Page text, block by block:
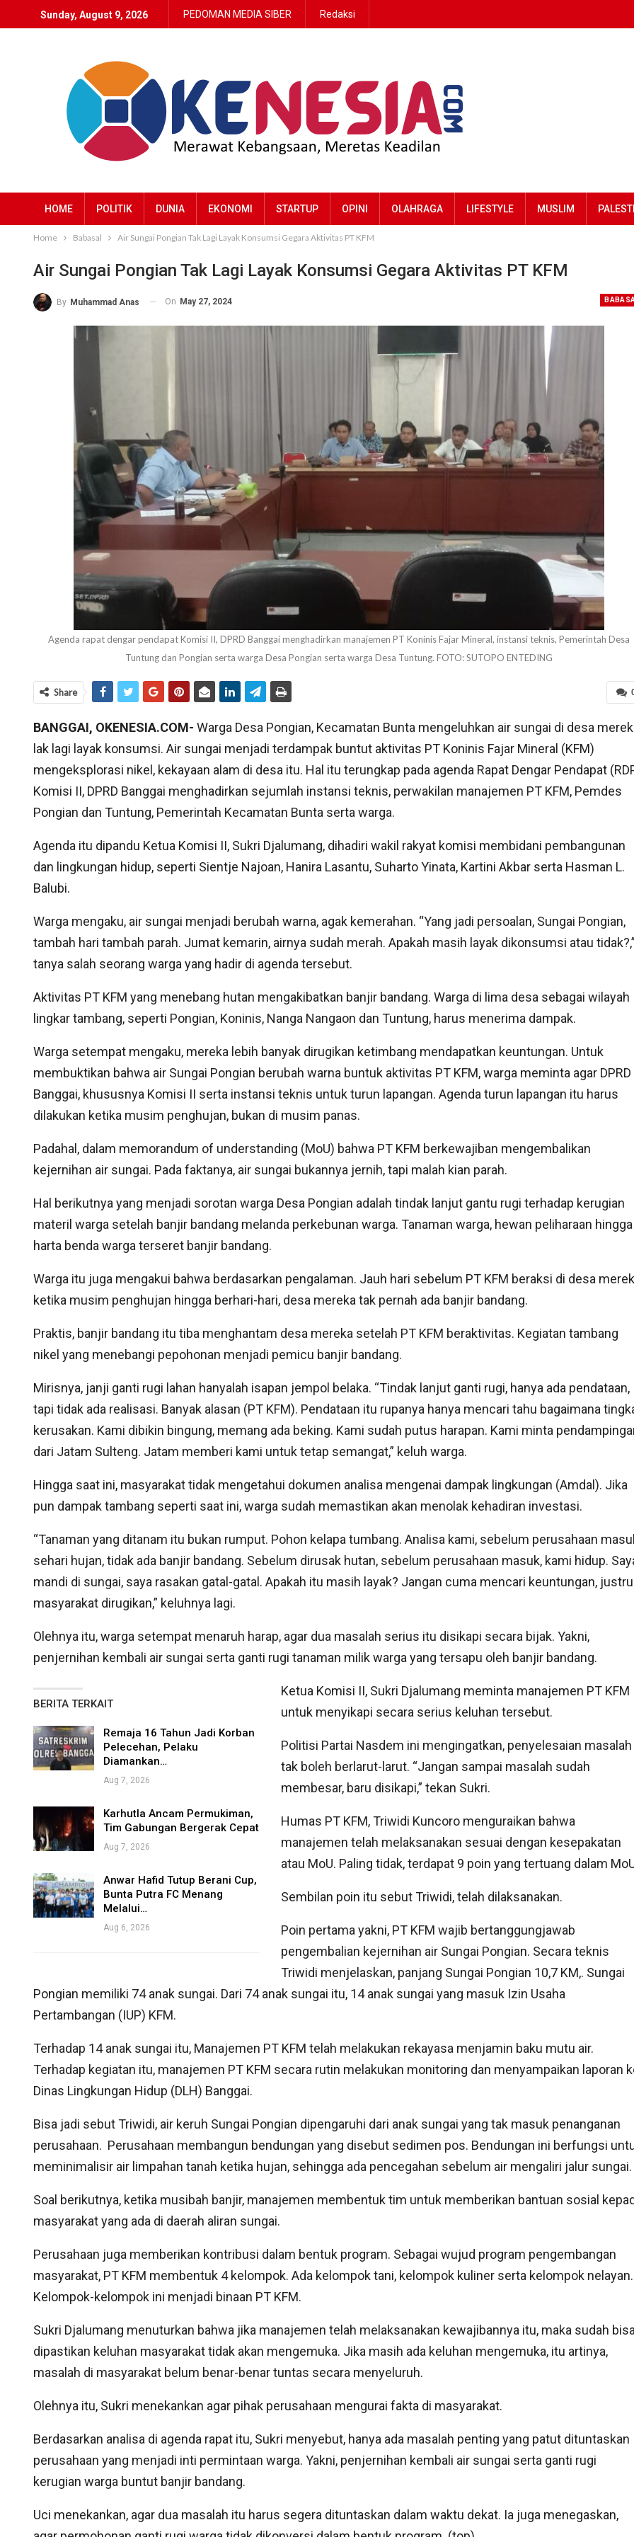
Sunday, August 9, 2026 PEDOMAN MEDIA SIBER Redaksi
HOME POLITIK DUNIA EKONOMI STARTUP OPINI OLAHRAGA LIFESTYLE MUSLIM
Home Babasal Air Sungai Pongian Tak Lagi Layak Konsumsi Gegara Aktivitas PT KFM
Air Sungai Pongian Tak Lagi Layak Konsumsi Gegara Aktivitas PT KFM
By Muhammad Anas On May 27, 2024
Agenda rapat dengar pendapat Komisi II, DPRD Banggai menghadirkan manajemen PT Koninis Fajar Mineral, instansi teknis, Pemerintah Desa
Tuntung dan Pongian serta warga Desa Pongian serta warga Desa Tuntung. FOTO: SUTOPO ENTEDING
Share
BANGGAI, OKENESIA.COM- Warga Desa Pongian, Kecamatan Bunta mengeluhkan air sungai di desa
lak lagi layak konsumsi. Air sungai menjadi terdampak buntut aktivitas PT Koninis Fajar Mineral (KFM)
mengeksplorasi nikel, kekayaan alam di desa itu. Hal itu terungkap pada agenda Rapat Dengar Pendapat
Komisi II, DPRD Banggai menghadirkan sejumlah instansi teknis, perwakilan manajemen PT KFM, Pemdes
Pongian dan Tuntung, Pemerintah Kecamatan Bunta serta warga.
Agenda itu dipandu Ketua Komisi II, Sukri Djalumang, dihadiri wakil rakyat komisi membidani pembangunan
dan lingkungan hidup, seperti Sientje Najoan, Hanira Lasantu, Suharto Yinata, Kartini Akbar serta Hasman L.
Balubi.
Warga mengaku, air sungai menjadi berubah warna, agak kemerahan. “Yang jadi persoalan, Sungai Pongian,
tambah hari tambah parah. Jumat kemarin, airnya sudah merah. Apakah masih layak dikonsumsi atau tidak?,”
tanya salah seorang warga yang hadir di agenda tersebut.
Aktivitas PT KFM yang menebang hutan mengakibatkan banjir bandang. Warga di lima desa sebagai wilayah
lingkar tambang, seperti Pongian, Koninis, Nanga Nangaon dan Tuntung, harus menerima dampak.
Warga setempat mengaku, mereka lebih banyak dirugikan ketimbang mendapatkan keuntungan. Untuk
membuktikan bahwa air Sungai Pongian berubah warna buntuk aktivitas PT KFM, warga meminta agar DPRD
Banggai, khususnya Komisi II serta instansi teknis untuk turun lapangan. Agenda turun lapangan itu harus
dilakukan ketika musim penghujan, bukan di musim panas.
Padahal, dalam memorandum of understanding (MoU) bahwa PT KFM berkewajiban mengembalikan
kejernihan air sungai. Pada faktanya, air sungai bukannya jernih, tapi malah kian parah.
Hal berikutnya yang menjadi sorotan warga Desa Pongian adalah tindak lanjut gantu rugi terhadap kerugian
materil warga setelah banjir bandang melanda perkebunan warga. Tanaman warga, hewan peliharaan hingga
harta benda warga terseret banjir bandang.
Warga itu juga mengakui bahwa berdasarkan pengalaman. Jauh hari sebelum PT KFM beraksi di desa
ketika musim penghujan hingga berhari-hari, desa mereka tak pernah ada banjir bandang.
Praktis, banjir bandang itu tiba menghantam desa mereka setelah PT KFM beraktivitas. Kegiatan tambang
nikel yang menebangi pepohonan menjadi pemicu banjir bandang.
Mirisnya, janji ganti rugi lahan hanyalah isapan jempol belaka. “Tindak lanjut ganti rugi, hanya ada pendataan,
tapi tidak ada realisasi. Banyak alasan (PT KFM). Pendataan itu rupanya hanya mencari tahu bagaimana
kerusakan. Kami dibikin bingung, memang ada beking. Kami sudah putus harapan. Kami minta
dari Jatam Sulteng. Jatam memberi kami untuk tetap semangat,” keluh warga.
Hingga saat ini, masyarakat tidak mengetahui dokumen analisa mengenai dampak lingkungan (Amdal). Jika
pun dampak tambang seperti saat ini, warga sudah memastikan akan menolak kehadiran investasi.
“Tanaman yang ditanam itu bukan rumput. Pohon kelapa tumbang. Analisa kami, sebelum perusahaan
sehari hujan, tidak ada banjir bandang. Sebelum dirusak hutan, sebelum perusahaan masuk, kami hidup.
mandi di sungai, saya rasakan gatal-gatal. Apakah itu masih layak? Jangan cuma mencari keuntungan, justru
masyarakat dirugikan,” keluhnya lagi.
Olehnya itu, warga setempat menaruh harap, agar dua masalah serius itu disikapi secara bijak. Yakni,
penjernihan kembali air sungai serta ganti rugi tanaman milik warga yang tersapu oleh banjir bandang.
BERITA TERKAIT
Remaja 16 Tahun Jadi Korban
Pelecehan, Pelaku
Diamankan…
Aug 7, 2026
Karhutla Ancam Permukiman,
Tim Gabungan Bergerak Cepat
Aug 7, 2026
Anwar Hafid Tutup Berani Cup,
Bunta Putra FC Menang
Melalui…
Aug 6, 2026
Ketua Komisi II, Sukri Djalumang meminta manajemen PT KFM
untuk menyikapi secara serius keluhan tersebut.
Politisi Partai Nasdem ini mengingatkan, penyelesaian masalah
tak boleh berlarut-larut. “Jangan sampai masalah sudah
membesar, baru disikapi,” tekan Sukri.
Humas PT KFM, Triwidi Kuncoro menguraikan bahwa
manajemen telah melaksanakan sesuai dengan kesepakatan
atau MoU. Paling tidak, terdapat 9 poin yang tertuang dalam
Sembilan poin itu sebut Triwidi, telah dilaksanakan.
Poin pertama yakni, PT KFM wajib bertanggungjawab
pengembalian kejernihan air Sungai Pongian. Secara teknis
Triwidi menjelaskan, panjang Sungai Pongian 10,7 KM,. Sungai
Pongian memiliki 74 anak sungai. Dari 74 anak sungai itu, 14 anak sungai yang masuk Izin Usaha
Pertambangan (IUP) KFM.
Terhadap 14 anak sungai itu, Manajemen PT KFM telah melakukan rekayasa menjamin baku mutu air.
Terhadap kegiatan itu, manajemen PT KFM secara rutin melakukan monitoring dan menyampaikan laporan
Dinas Lingkungan Hidup (DLH) Banggai.
Bisa jadi sebut Triwidi, air keruh Sungai Pongian dipengaruhi dari anak sungai yang tak masuk penanganan
perusahaan. Perusahaan membangun bendungan yang disebut sedimen pos. Bendungan ini berfungsi
meminimalisir air limpahan tanah ketika hujan, sehingga ada pencegahan sebelum air mengaliri jalur sungai.
Soal berikutnya, ketika musibah banjir, manajemen membentuk tim untuk memberikan bantuan sosial
masyarakat yang ada di daerah aliran sungai.
Perusahaan juga memberikan kontribusi dalam bentuk program. Sebagai wujud program pengembangan
masyarakat, PT KFM membentuk 4 kelompok. Ada kelompok tani, kelompok kuliner serta kelompok nelayan.
Kelompok-kelompok ini menjadi binaan PT KFM.
Sukri Djalumang menuturkan bahwa jika manajemen telah melaksanakan kewajibannya itu, maka sudah bisa
dipastikan keluhan masyarakat tidak akan mengemuka. Jika masih ada keluhan mengemuka, itu artinya,
masalah di masyarakat belum benar-benar tuntas secara menyeluruh.
Olehnya itu, Sukri menekankan agar pihak perusahaan mengurai fakta di masyarakat.
Berdasarkan analisa di agenda rapat itu, Sukri menyebut, hanya ada masalah penting yang patut dituntaskan
perusahaan yang menjadi inti permintaan warga. Yakni, penjernihan kembali air sungai serta ganti rugi
kerugian warga buntut banjir bandang.
Uci menekankan, agar dua masalah itu harus segera dituntaskan dalam waktu dekat. Ia juga menegaskan,